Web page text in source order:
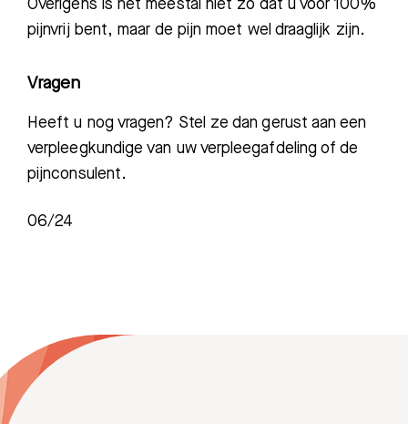
pijnvrij bent, maar de pijn moet wel draaglijk zijn.
Vragen
Heeft u nog vragen? Stel ze dan gerust aan een
verpleegkundige van uw verpleegafdeling of de
pijnconsulent.
06/24